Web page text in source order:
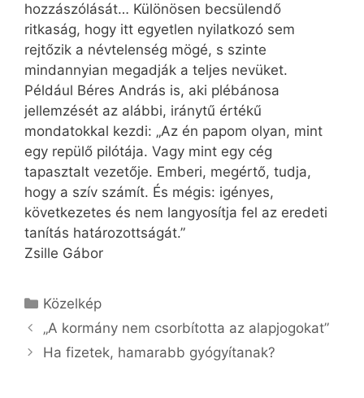
hozzászólását… Különösen becsülendő
ritkaság, hogy itt egyetlen nyilatkozó sem
rejtőzik a névtelenség mögé, s szinte
mindannyian megadják a teljes nevüket.
Például Béres András is, aki plébánosa
jellemzését az alábbi, iránytű értékű
mondatokkal kezdi: „Az én papom olyan, mint
egy repülő pilótája. Vagy mint egy cég
tapasztalt vezetője. Emberi, megértő, tudja,
hogy a szív számít. És mégis: igényes,
következetes és nem langyosítja fel az eredeti
tanítás határozottságát.”
Zsille Gábor
Kategória
Közelkép
„A kormány nem csorbította az alapjogokat”
Ha fizetek, hamarabb gyógyítanak?